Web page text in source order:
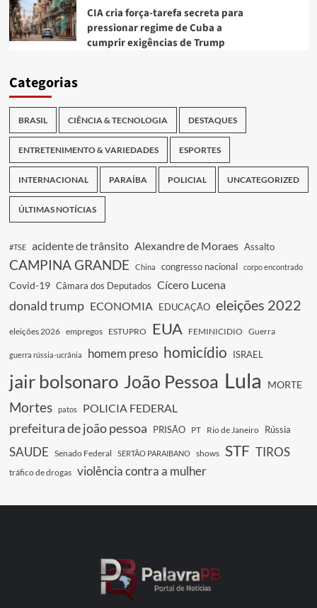
CIA cria força-tarefa secreta para
pressionar regime de Cuba a
cumprir exigências de Trump
Categorias
BRASIL CIÊNCIA & TECNOLOGIA DESTAQUES
ENTRETENIMENTO & VARIEDADES ESPORTES
INTERNACIONAL PARAÍBA POLICIAL UNCATEGORIZED
ÚLTIMAS NOTÍCIAS
#TSE acidente de trânsito Alexandre de Moraes Assalto
CAMPINA GRANDE China congresso nacional corpo encontrado
Covid-19 Câmara dos Deputados Cícero Lucena
donald trump ECONOMIA EDUCAÇÃO eleições 2022
eleições 2026 empregos ESTUPRO EUA FEMINICIDIO Guerra
guerra rússia-ucrânia homem preso homicídio ISRAEL
jair bolsonaro João Pessoa Lula MORTE
Mortes patos POLICIA FEDERAL
prefeitura de joão pessoa PRISÃO PT Rio de Janeiro Rússia
SAUDE Senado Federal SERTÃO PARAIBANO shows STF TIROS
tráfico de drogas violência contra a mulher